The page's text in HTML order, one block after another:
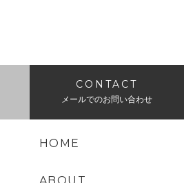
CONTACT
メールでのお問い合わせ
HOME
ABOUT